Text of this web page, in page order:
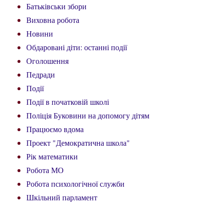
Батьківськи збори
Виховна робота
Новини
Обдаровані діти: останні події
Оголошення
Педради
Події
Події в початковій школі
Поліція Буковини на допомогу дітям
Працюємо вдома
Проект "Демократична школа"
Рік математики
Робота МО
Робота психологічної служби
Шкільний парламент